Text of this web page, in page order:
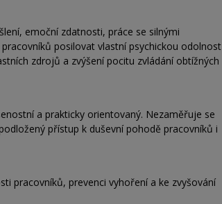
emoční zdatnosti, práce se silnými
posilovat vlastní psychickou odolnost
zdrojů a zvýšení pocitu zvládání obtížných
a prakticky orientovaný. Nezaměřuje se
přístup k duševní pohodě pracovníků i
pracovníků, prevenci vyhoření a ke zvyšování